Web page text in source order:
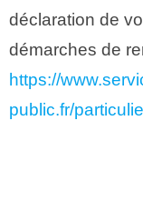
déclaration de
démarches de
https://
public.fr/